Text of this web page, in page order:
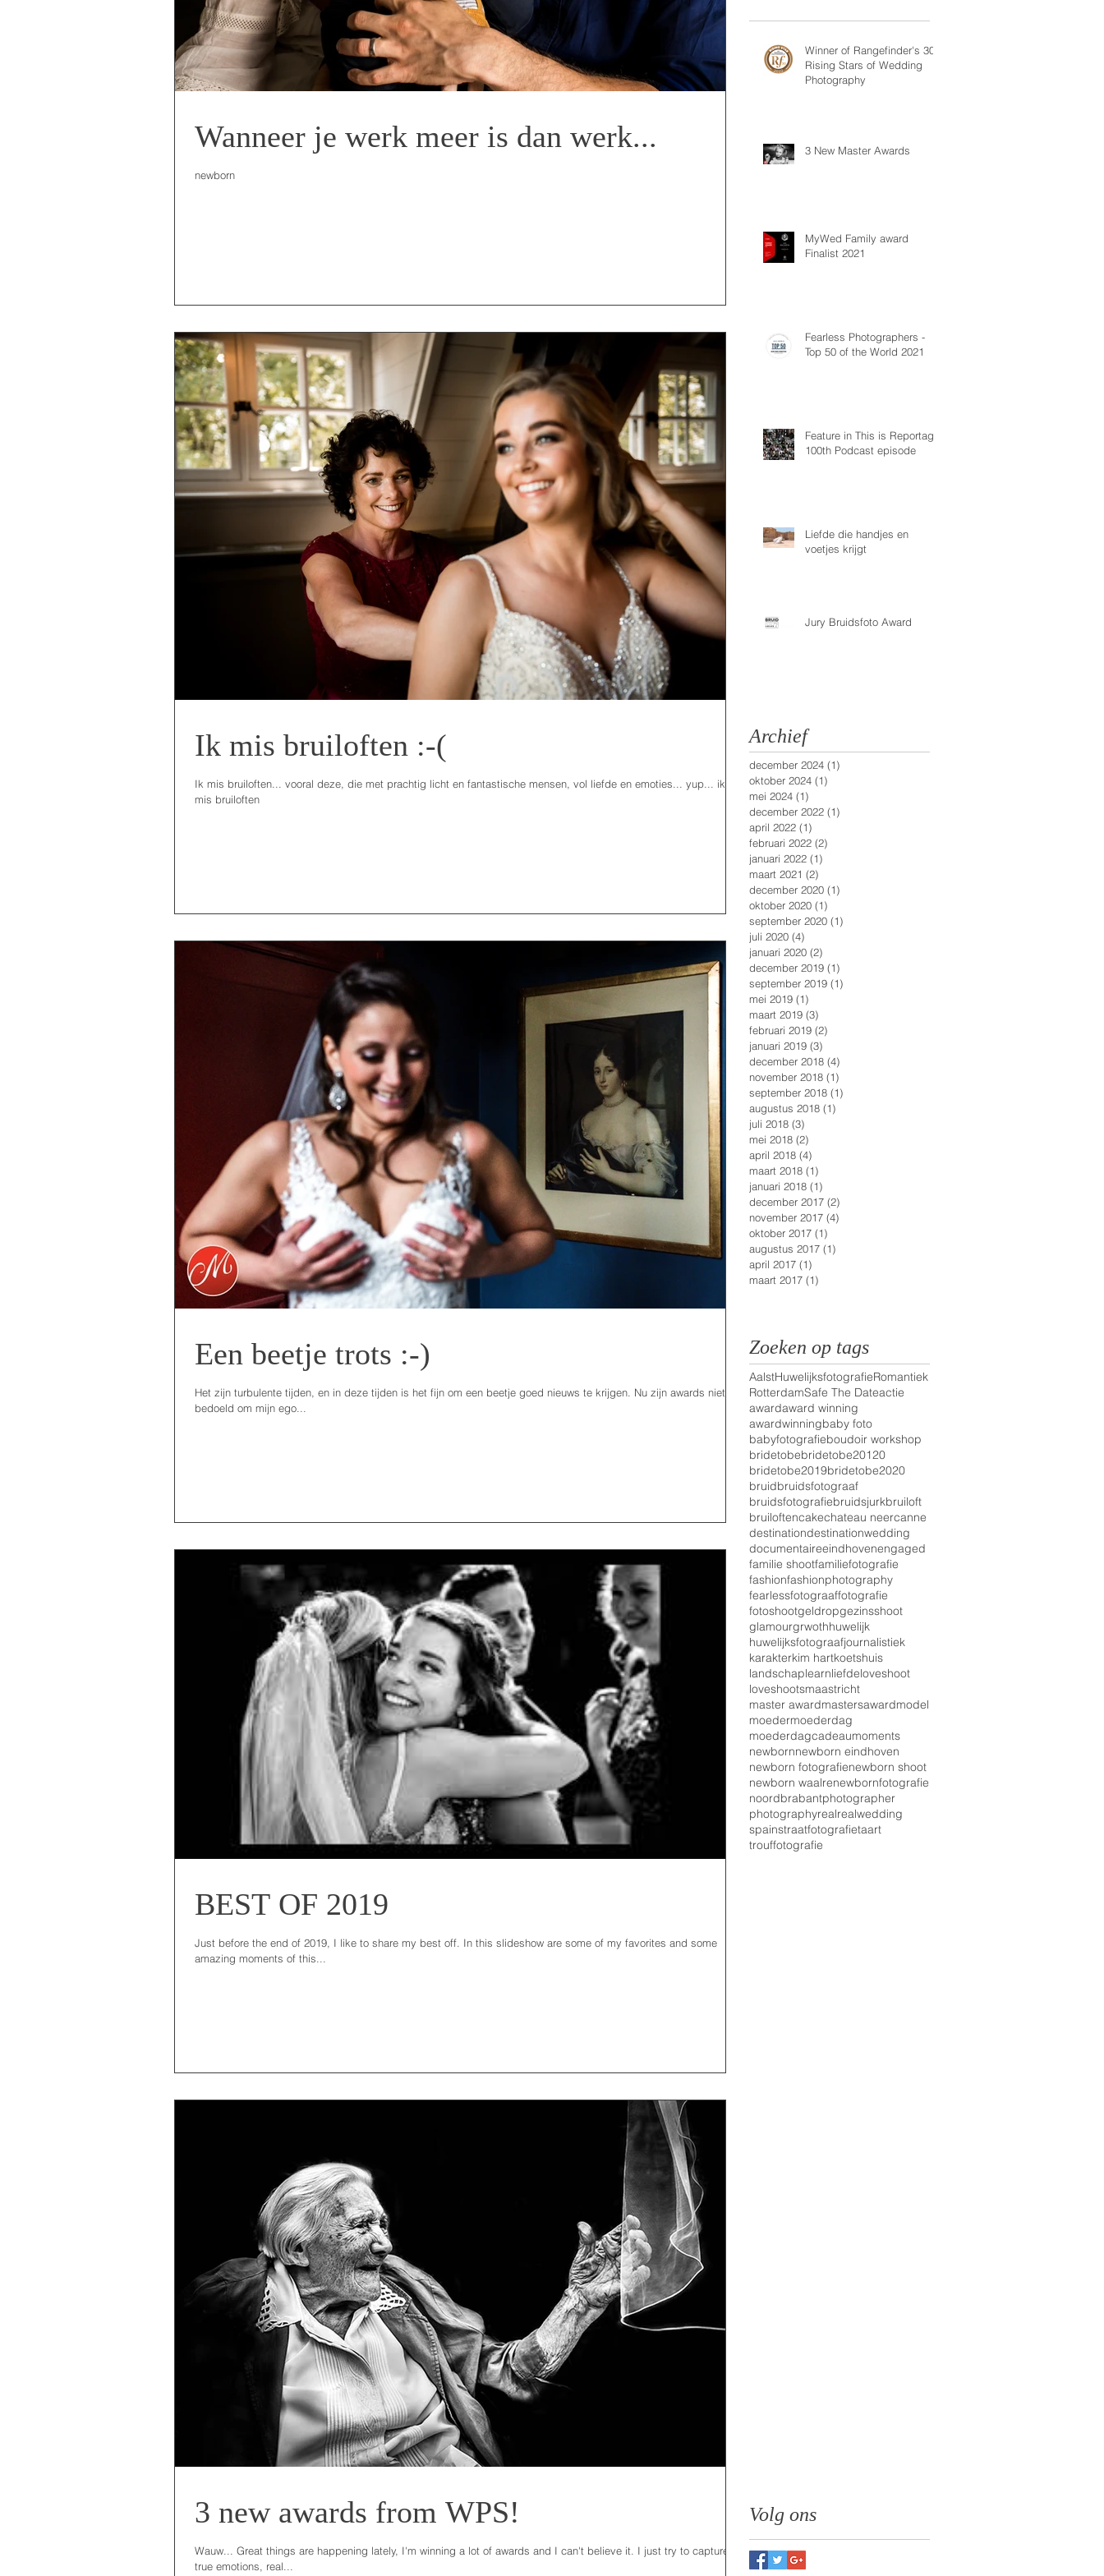
Wanneer je werk meer is dan werk...
newborn
Ik mis bruiloften :-(
Ik mis bruiloften... vooral deze, die met prachtig licht en fantastische mensen, vol liefde en emoties... yup... ik
mis bruiloften
Een beetje trots :-)
Het zijn turbulente tijden, en in deze tijden is het fijn om een beetje goed nieuws te krijgen. Nu zijn awards niet
bedoeld om mijn ego...
BEST OF 2019
Just before the end of 2019, I like to share my best off. In this slideshow are some of my favorites and some
amazing moments of this...
3 new awards from WPS!
Wauw... Great things are happening lately, I'm winning a lot of awards and I can't believe it. I just try to capture
true emotions, real...
Winner of Rangefinder's 30
Rising Stars of Wedding
Photography
3 New Master Awards
MyWed Family award
Finalist 2021
Fearless Photographers -
Top 50 of the World 2021
Feature in This is Reportage
100th Podcast episode
Liefde die handjes en
voetjes krijgt
Jury Bruidsfoto Award
Archief
december 2024 (1)
oktober 2024 (1)
mei 2024 (1)
december 2022 (1)
april 2022 (1)
februari 2022 (2)
januari 2022 (1)
maart 2021 (2)
december 2020 (1)
oktober 2020 (1)
september 2020 (1)
juli 2020 (4)
januari 2020 (2)
december 2019 (1)
september 2019 (1)
mei 2019 (1)
maart 2019 (3)
februari 2019 (2)
januari 2019 (3)
december 2018 (4)
november 2018 (1)
september 2018 (1)
augustus 2018 (1)
juli 2018 (3)
mei 2018 (2)
april 2018 (4)
maart 2018 (1)
januari 2018 (1)
december 2017 (2)
november 2017 (4)
oktober 2017 (1)
augustus 2017 (1)
april 2017 (1)
maart 2017 (1)
Zoeken op tags
AalstHuwelijksfotografieRomantiek
RotterdamSafe The Dateactie
awardaward winning
awardwinningbaby foto
babyfotografieboudoir workshop
bridetobebridetobe20120
bridetobe2019bridetobe2020
bruidbruidsfotograaf
bruidsfotografiebruidsjurkbruiloft
bruiloftencakechateau neercanne
destinationdestinationwedding
documentaireeindhovenengaged
familie shootfamiliefotografie
fashionfashionphotography
fearlessfotograaffotografie
fotoshootgeldropgezinsshoot
glamourgrwothhuwelijk
huwelijksfotograafjournalistiek
karakterkim hartkoetshuis
landschaplearnliefdeloveshoot
loveshootsmaastricht
master awardmastersawardmodel
moedermoederdag
moederdagcadeaumoments
newbornnewborn eindhoven
newborn fotografienewborn shoot
newborn waalrenewbornfotografie
noordbrabantphotographer
photographyrealrealwedding
spainstraatfotografietaart
trouffotografie
Volg ons